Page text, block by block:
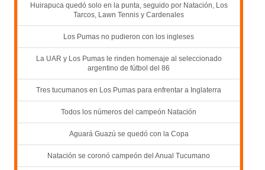
Huirapuca quedó solo en la punta, seguido por Natación, Los
Tarcos, Lawn Tennis y Cardenales
Los Pumas no pudieron con los ingleses
La UAR y Los Pumas le rinden homenaje al seleccionado
argentino de fútbol del 86
Tres tucumanos en Los Pumas para enfrentar a Inglaterra
Todos los números del campeón Natación
Aguará Guazú se quedó con la Copa
Natación se coronó campeón del Anual Tucumano